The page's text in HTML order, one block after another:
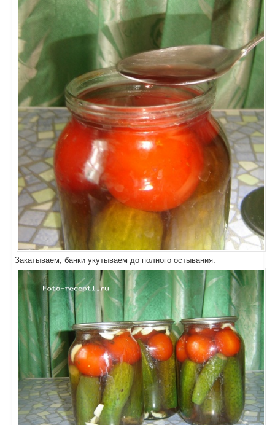
Закатываем, банки укутываем до полного остывания.